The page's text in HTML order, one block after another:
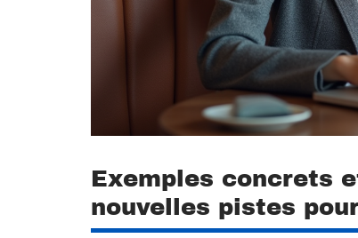
Exemples concrets
nouvelles pistes